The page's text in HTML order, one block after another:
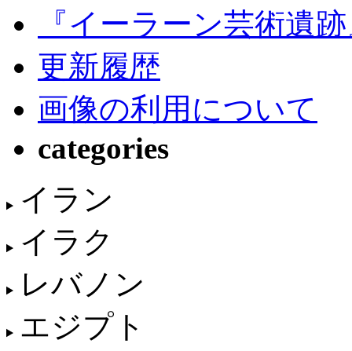
『イーラーン芸術遺
更新履歴
画像の利用について
categories
イラン
イラク
レバノン
エジプト